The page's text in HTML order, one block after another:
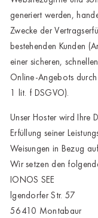
generiert werden,
Zwecke der
bestehenden Kunden
einer sicheren,
Online-Angebots
1 lit. f DSGVO).
Unser Hoster wird Ihre
Erfüllung seiner
Weisungen in Bezug
Wir setzen den
IONOS SEE
lgendorfer Str. 57
56410 Montabaur